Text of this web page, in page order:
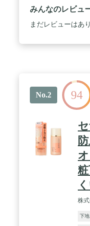
しやすさを調整す
な時でも快適な肌
みんなのレビュ
まだレビューはあ
No.2 94
株
下